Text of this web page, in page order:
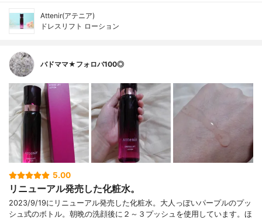
Attenir(アテニア)
ドレスリフト ローション
バドママ★フォロバ100◎
5.00
リニューアル発売した化粧水。
2023/9/19にリニューアル発売した化粧水。大人っぽいパープルのプッ
シュ式のボトル。朝晩の洗顔後に２～３プッシュを使用しています。ほ